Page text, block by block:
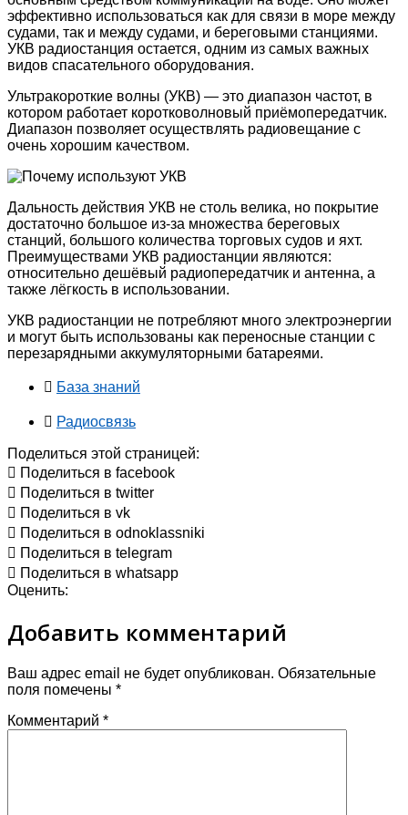
эффективно использоваться как для связи в море между
судами, так и между судами, и береговыми станциями.
УКВ радиостанция остается, одним из самых важных
видов спасательного оборудования.
Ультракороткие волны (УКВ) — это диапазон частот, в
котором работает коротковолновый приёмопередатчик.
Диапазон позволяет осуществлять радиовещание с
очень хорошим качеством.
Дальность действия УКВ не столь велика, но покрытие
достаточно большое из-за множества береговых
станций, большого количества торговых судов и яхт.
Преимуществами УКВ радиостанции являются:
относительно дешёвый радиопередатчик и антенна, а
также лёгкость в использовании.
УКВ радиостанции не потребляют много электроэнергии
и могут быть использованы как переносные станции с
перезарядными аккумуляторными батареями.
База знаний
Радиосвязь
Поделиться этой страницей:
Поделиться в facebook
Поделиться в twitter
Поделиться в vk
Поделиться в odnoklassniki
Поделиться в telegram
Поделиться в whatsapp
Оценить:
Добавить комментарий
Ваш адрес email не будет опубликован. Обязательные
поля помечены *
Комментарий *